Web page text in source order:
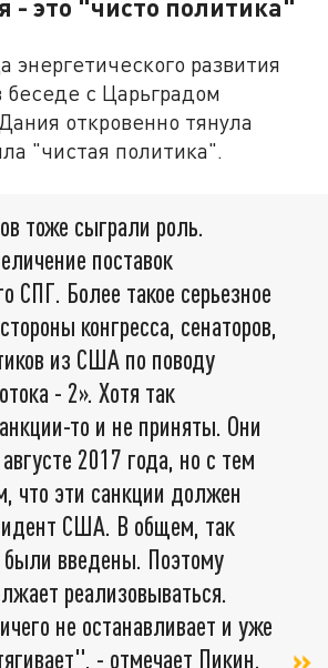
- это "чисто политика"
энергетического развития
с Царьградом
откровенно тянула
"чистая политика".
тоже сыграли роль.
поставок
СПГ. Более такое серьезное
конгресса, сенаторов,
из США по поводу
- 2». Хотя так
то и не приняты. Они
2017 года, но с тем
что эти санкции должен
США. В общем, так
были введены. Поэтому
реализовываться.
не останавливает и уже
- отмечает Пикин.